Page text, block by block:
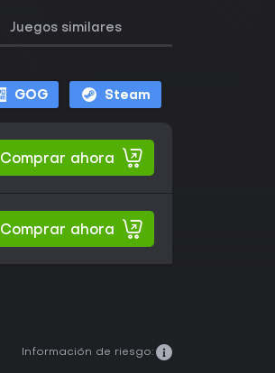
Juegos similares
GOG Steam
Comprar ahora
Comprar ahora
Información de riesgo: